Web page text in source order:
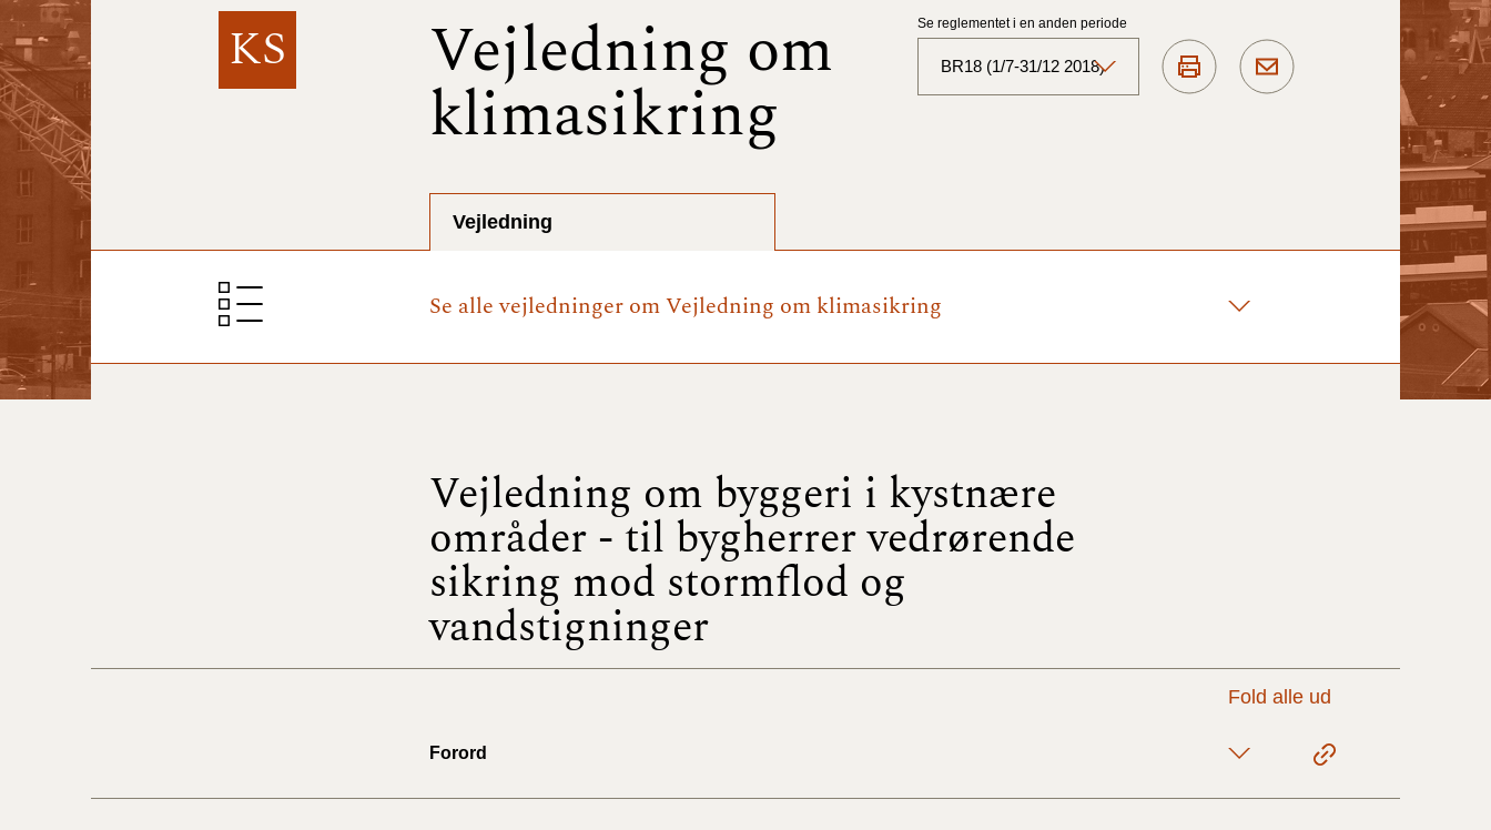
KS Vejledning om
klimasikring
Se reglementet i en anden periode
BR18 (1/7-31/12 2018)
BR18 (1/7- 31/12
2023)
BR18 (17/9 - 31/12
2021)
Vejledning
Se alle vejledninger om Vejledning om klimasikring
Vejledning om byggeri i kystnære
områder - til bygherrer vedrørende
sikring mod stormflod og
vandstigninger
Fold alle ud
Forord